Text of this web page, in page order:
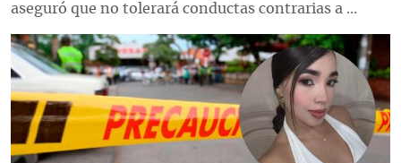
aseguró que no tolerará conductas contrarias a ...
Contenido multimedia principal